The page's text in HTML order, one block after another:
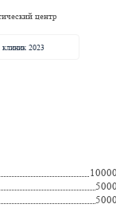
центр
2023